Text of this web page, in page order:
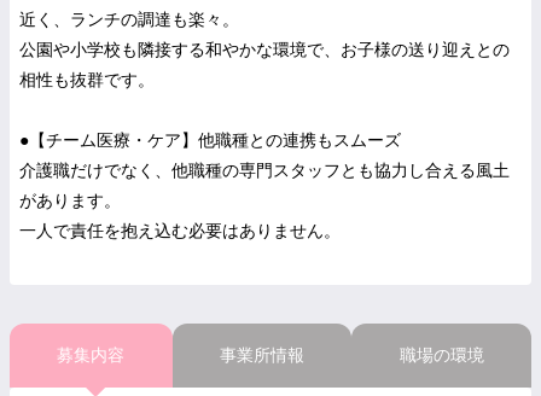
近く、ランチの調達も楽々。
公園や小学校も隣接する和やかな環境で、お子様の送り迎えとの
相性も抜群です。
●【チーム医療・ケア】他職種との連携もスムーズ
介護職だけでなく、他職種の専門スタッフとも協力し合える風土
があります。
一人で責任を抱え込む必要はありません。
募集内容 事業所情報 職場の環境